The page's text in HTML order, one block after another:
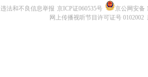
违法和不良信息举报 京ICP证060535号
京公网安备
网上传播视听节目许可证号 0102002